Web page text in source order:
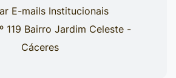
E-mails Institucionais
119 Bairro Jardim Celeste -
Cáceres